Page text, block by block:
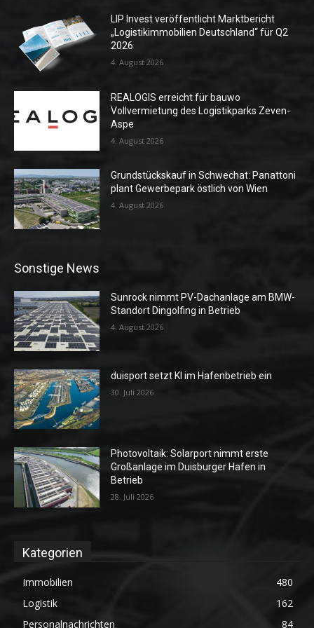
LIP Invest veröffentlicht Marktbericht
„Logistikimmobilien Deutschland“ für Q2
2026
4. August 2026
REALOGIS erreicht für bauwo
Vollvermietung des Logistikparks Zeven-
Aspe
4. August 2026
Grundstückskauf in Schwechat: Panattoni
plant Gewerbepark östlich von Wien
4. August 2026
Sonstige News
Sunrock nimmt PV-Dachanlage am BMW-
Standort Dingolfing in Betrieb
4. August 2026
duisport setzt KI im Hafenbetrieb ein
30. Juli 2026
Photovoltaik: Solarport nimmt erste
Großanlage im Duisburger Hafen in
Betrieb
28. Juli 2026
Kategorien
Immobilien
480
Logistik
162
Personalnachrichten
84